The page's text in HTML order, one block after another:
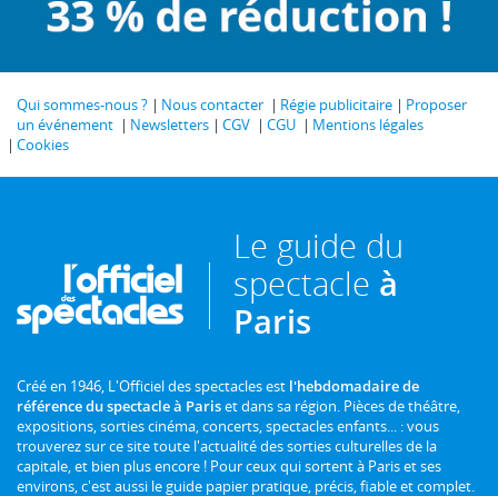
Qui sommes-nous ? Nous contacter Régie publicitaire
Proposer
un événement
Newsletters CGV CGU
Mentions légales
Cookies
Le guide du
spectacle à
Paris
Créé en 1946, L'Officiel des spectacles est l'hebdomadaire de
référence du spectacle à Pariset dans sa région. Pièces de théâtre,
expositions, sorties cinéma, concerts, spectacles enfants... : vous
trouverez sur ce site toute l'actualité des sorties culturelles de la
capitale, et bien plus encore ! Pour ceux qui sortent à Paris et ses
environs, c'est aussi le guide papier pratique, précis, fiable et complet.